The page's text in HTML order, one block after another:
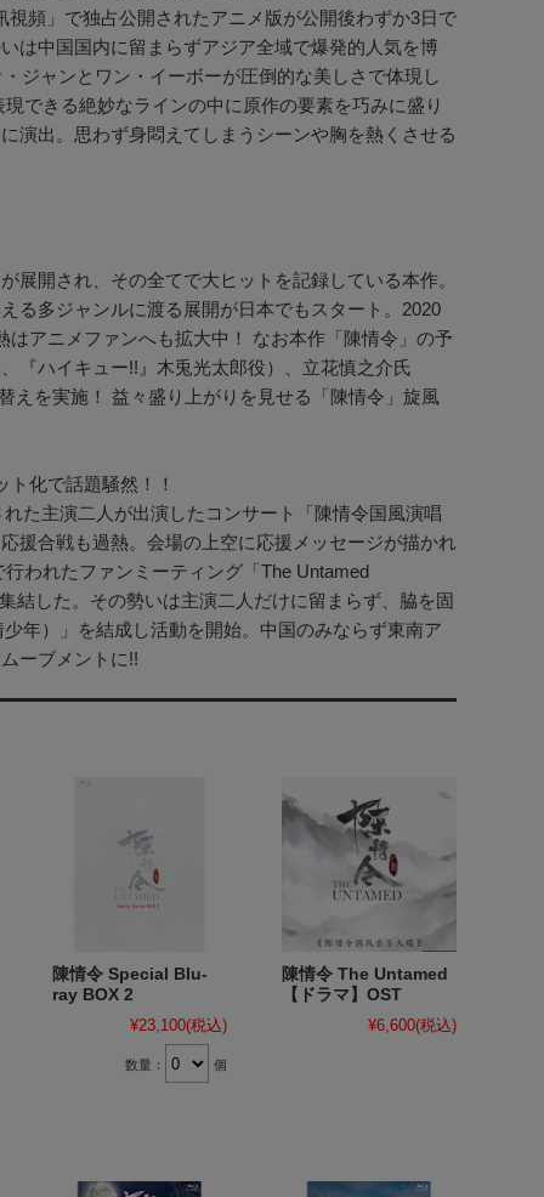
頻」で独占公開されたアニメ版が公開後わずか3日で
は中国国内に留まらずアジア全域で爆発的人気を博
ジャンとワン・イーボーが圧倒的な美しさで体現し
できる絶妙なラインの中に原作の要素を巧みに盛り
演出。思わず身悶えてしまうシーンや胸を熱くさせる
開され、その全てで大ヒットを記録している本作。
る多ジャンルに渡る展開が日本でもスタート。2020
アニメファンへも拡大中！ なお本作「陳情令」の予
『ハイキュー!!』木兎光太郎役）、立花慎之介氏
えを実施！ 益々盛り上がりを見せる「陳情令」旋風
化で話題騒然！！
た主演二人が出演したコンサート「陳情令国風演唱
援合戦も過熱。会場の上空に応援メッセージが描かれ
われたファンミーティング「The Untamed
結した。その勢いは主演二人だけに留まらず、脇を固
年）」を結成し活動を開始。中国のみならず東南ア
ーブメントに!!
陳情令 Special Blu-
ray BOX 2
¥23,100(税込)
数量： 個
陳情令 The Untamed
【ドラマ】OST
¥6,600(税込)